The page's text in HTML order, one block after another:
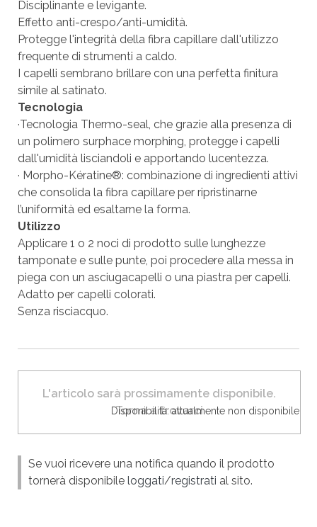
Disciplinante e levigante.
Effetto anti-crespo/anti-umidità.
Protegge l'integrità della fibra capillare dall'utilizzo
frequente di strumenti a caldo.
I capelli sembrano brillare con una perfetta finitura
simile al satinato.
Tecnologia
·Tecnologia Thermo-seal, che grazie alla presenza di
un polimero surphace morphing, protegge i capelli
dall'umidità lisciandoli e apportando lucentezza.
· Morpho-Kératine®: combinazione di ingredienti attivi
che consolida la fibra capillare per ripristinarne
l’uniformità ed esaltarne la forma.
Utilizzo
Applicare 1 o 2 noci di prodotto sulle lunghezze
tamponate e sulle punte, poi procedere alla messa in
piega con un asciugacapelli o una piastra per capelli.
Adatto per capelli colorati.
Senza risciacquo.
L'articolo sarà prossimamente disponibile.
Torna a trovarci
Disponibilità: attualmente non disponibile
Se vuoi ricevere una notifica quando il prodotto
tornerà disponibile loggati/registrati al sito.